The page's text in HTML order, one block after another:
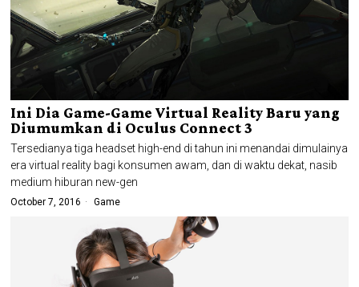
Ini Dia Game-Game Virtual Reality Baru yang
Diumumkan di Oculus Connect 3
Tersedianya tiga headset high-end di tahun ini menandai dimulainya
era virtual reality bagi konsumen awam, dan di waktu dekat, nasib
medium hiburan new-gen
October 7, 2016 Game